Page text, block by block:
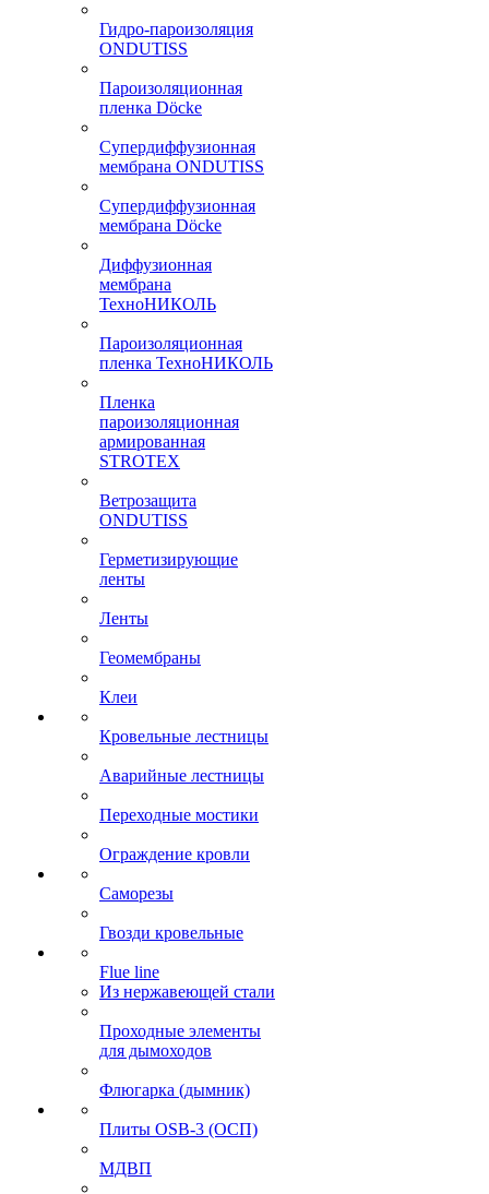
Гидро-пароизоляция
ONDUTISS
Пароизоляционная
пленка Döcke
Супердиффузионная
мембрана ONDUTISS
Супердиффузионная
мембрана Döcke
Диффузионная
мембрана
ТехноНИКОЛЬ
Пароизоляционная
пленка ТехноНИКОЛЬ
Пленка
пароизоляционная
армированная
STROTEX
Ветрозащита
ONDUTISS
Герметизирующие
ленты
Ленты
Геомембраны
Клеи
Кровельные лестницы
Аварийные лестницы
Переходные мостики
Ограждение кровли
Саморезы
Гвозди кровельные
Flue line
Из нержавеющей стали
Проходные элементы
для дымоходов
Флюгарка (дымник)
Плиты OSB-3 (ОСП)
МДВП